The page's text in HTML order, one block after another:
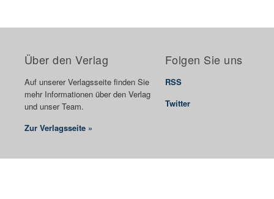
Über den Verlag
Auf unserer Verlagsseite finden Sie
mehr Informationen über den Verlag
und unser Team.
Zur Verlagsseite »
Folgen Sie uns
RSS
Twitter